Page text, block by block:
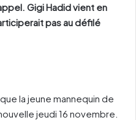
Gigi Hadid vient en
pas au défilé
la jeune mannequin de
jeudi 16 novembre.